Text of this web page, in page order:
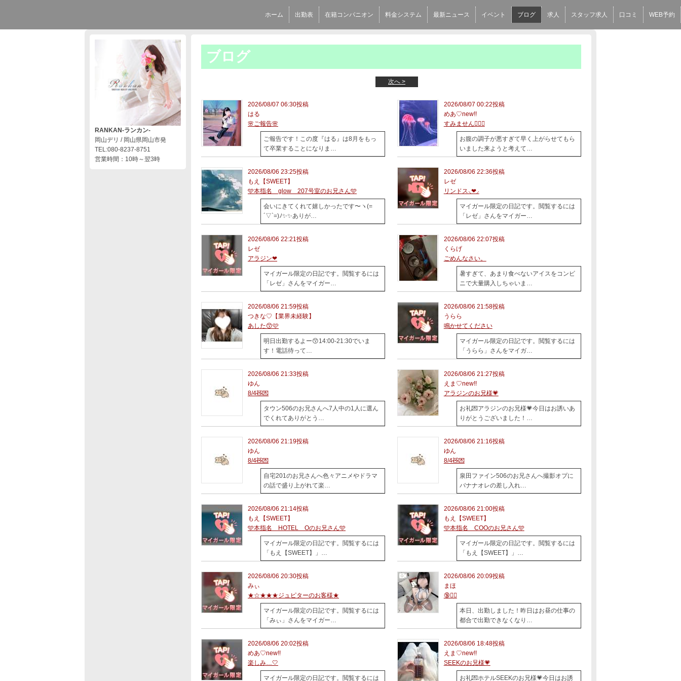
ホーム 出勤表 在籍コンパニオン 料金システム 最新ニュース イベント ブログ 求人 スタッフ求人 口コミ WEB予約
RANKAN-ランカン-
岡山デリ / 岡山県岡山市発
TEL:080-8237-8751
営業時間：10時～翌3時
ブログ
次へ >
2026/08/07 06:30投稿
はる
🌸ご報告🌸
ご報告です！この度『はる』は8月をもっ
て卒業することになりま…
2026/08/07 00:22投稿
めあ♡new!!
すみません🙇🏻‍♀️
お腹の調子が悪すぎて早く上がらせてもら
いました来ようと考えて…
2026/08/06 23:25投稿
もえ【SWEET】
🩵本指名 glow 207号室のお兄さん🩵
会いにきてくれて嬉しかったです〜ヽ(=
´▽`=)ﾉ✨✨ありが…
2026/08/06 22:36投稿
レゼ
リンドス⸜❤︎⸝‍
マイガール限定の日記です。閲覧するには
「レゼ」さんをマイガー…
2026/08/06 22:21投稿
レゼ
アラジン‪‪❤︎‬
マイガール限定の日記です。閲覧するには
「レゼ」さんをマイガー…
2026/08/06 22:07投稿
くらげ
ごめんなさい。
暑すぎて、あまり食べないアイスをコンビ
ニで大量購入しちゃいま…
2026/08/06 21:59投稿
つきな♡【業界未経験】
あした😙🩷
明日出勤するよー😙14:00-21:30でいま
す！電話待って…
2026/08/06 21:58投稿
うらら
鳴かせてください
マイガール限定の日記です。閲覧するには
「うらら」さんをマイガ…
2026/08/06 21:33投稿
ゆん
8/4🧸💌
タウン506のお兄さんへ7人中の1人に選ん
でくれてありがとう…
2026/08/06 21:27投稿
えま♡new!!
アラジンのお兄様💗
お礼💌アラジンのお兄様💗今日はお誘いあ
りがとうございました！…
2026/08/06 21:19投稿
ゆん
8/4🧸💌
自宅201のお兄さんへ色々アニメやドラマ
の話で盛り上がれて楽…
2026/08/06 21:16投稿
ゆん
8/4🧸💌
泉田ファイン506のお兄さんへ撮影オプに
バナナオレの差し入れ…
2026/08/06 21:14投稿
もえ【SWEET】
🩵本指名 HOTEL Oのお兄さん🩵
マイガール限定の日記です。閲覧するには
「もえ【SWEET】」…
2026/08/06 21:00投稿
もえ【SWEET】
🩵本指名 COOのお兄さん🩵
マイガール限定の日記です。閲覧するには
「もえ【SWEET】」…
2026/08/06 20:30投稿
みぃ
★☆★★★ジュピターのお客様★
マイガール限定の日記です。閲覧するには
「みぃ」さんをマイガー…
2026/08/06 20:09投稿
まほ
🔞👯‍♀️
本日、出勤しました！昨日はお昼の仕事の
都合で出勤できなくなり…
2026/08/06 20:02投稿
めあ♡new!!
楽しみ…‎🤍
マイガール限定の日記です。閲覧するには
2026/08/06 18:48投稿
えま♡new!!
SEEKのお兄様💗
お礼💌ホテルSEEKのお兄様💗今日はお誘